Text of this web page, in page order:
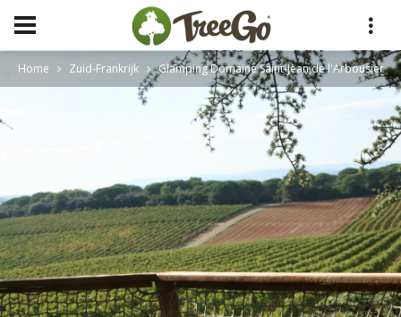
Home Zuid-Frankrijk Glamping Domaine Saint-Jean de l'Arbousier